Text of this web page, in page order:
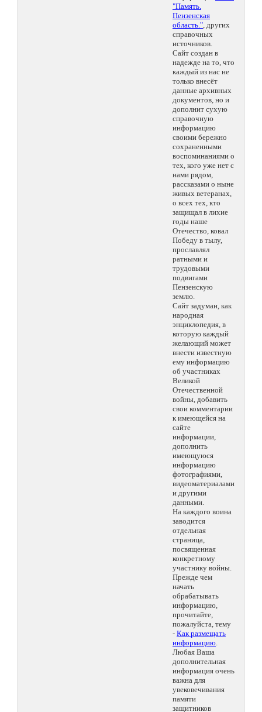
"Память.
Пензенская
область.", других
справочных
источников.
Сайт создан в
надежде на то, что
каждый из нас не
только внесёт
данные архивных
документов, но и
дополнит сухую
справочную
информацию
своими бережно
сохраненными
воспоминаниями о
тех, кого уже нет с
нами рядом,
рассказами о ныне
живых ветеранах,
о всех тех, кто
защищал в лихие
годы наше
Отечество, ковал
Победу в тылу,
прославлял
ратными и
трудовыми
подвигами
Пензенскую
землю.
Сайт задуман, как
народная
энциклопедия, в
которую каждый
желающий может
внести известную
ему информацию
об участниках
Великой
Отечественной
войны, добавить
свои комментарии
к имеющейся на
сайте
информации,
дополнить
имеющуюся
информацию
фотографиями,
видеоматериалами
и другими
данными.
На каждого воина
заводится
отдельная
страница,
посвященная
конкретному
участнику войны.
Прежде чем
начать
обрабатывать
информацию,
прочитайте,
пожалуйста, тему
- Как размещать
информацию.
Любая Ваша
дополнительная
информация очень
важна для
увековечивания
памяти
защитников